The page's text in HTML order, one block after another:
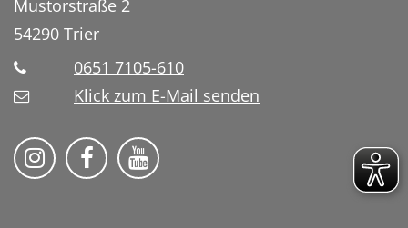
Mustorstraße 2
54290 Trier
0651 7105-610
Klick zum E-Mail senden
Bistum Trier auf Instragram
Bistum Trier auf Facebook
Bistum Trier auf YouTube